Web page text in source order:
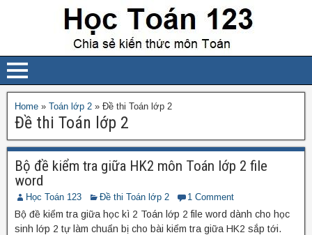
Home » Toán lớp 2 » Đề thi Toán lớp 2
Đề thi Toán lớp 2
Bộ đề kiểm tra giữa HK2 môn Toán lớp 2 file
word
Học Toán 123 Đề thi Toán lớp 2 1 Comment
Bộ đề kiểm tra giữa học kì 2 Toán lớp 2 file word dành cho học
sinh lớp 2 tự làm chuẩn bị cho bài kiểm tra giữa HK2 sắp tới.